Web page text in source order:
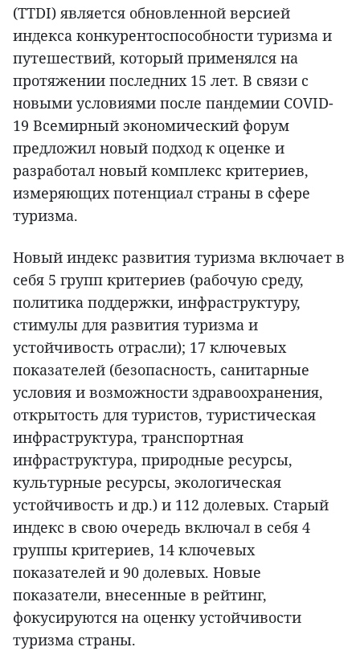
(TTDI) является обновленной версией
индекса конкурентоспособности туризма и
путешествий, который применялся на
протяжении последних 15 лет. В связи с
новыми условиями после пандемии COVID-
19 Всемирный экономический форум
предложил новый подход к оценке и
разработал новый комплекс критериев,
измеряющих потенциал страны в сфере
туризма.
Новый индекс развития туризма включает в
себя 5 групп критериев (рабочую среду,
политика поддержки, инфраструктуру,
стимулы для развития туризма и
устойчивость отрасли); 17 ключевых
показателей (безопасность, санитарные
условия и возможности здравоохранения,
открытость для туристов, туристическая
инфраструктура, транспортная
инфраструктура, природные ресурсы,
культурные ресурсы, экологическая
устойчивость и др.) и 112 долевых. Старый
индекс в свою очередь включал в себя 4
группы критериев, 14 ключевых
показателей и 90 долевых. Новые
показатели, внесенные в рейтинг,
фокусируются на оценку устойчивости
туризма страны.